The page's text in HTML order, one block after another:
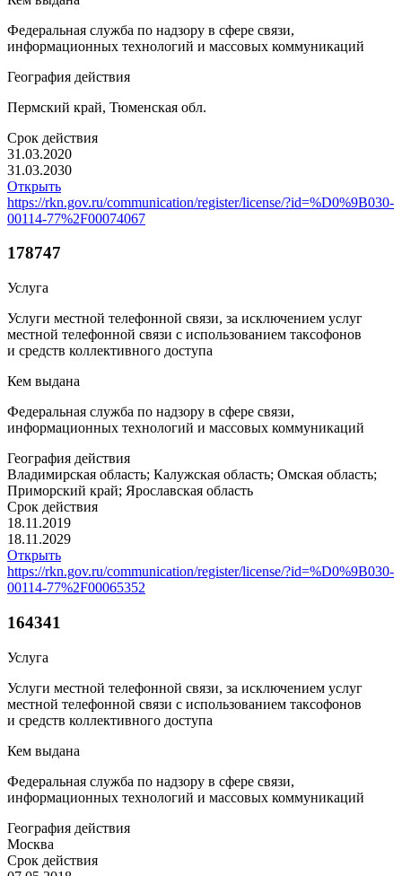
Федеральная служба по надзору в сфере связи,
информационных технологий и массовых коммуникаций
География действия
Пермский край, Тюменская обл.
Срок действия
31.03.2020
31.03.2030
Открыть
https://rkn.gov.ru/communication/register/license/?id=%D0%9B030-
00114-77%2F00074067
178747
Услуга
Услуги местной телефонной связи, за исключением услуг
местной телефонной связи с использованием таксофонов
и средств коллективного доступа
Кем выдана
Федеральная служба по надзору в сфере связи,
информационных технологий и массовых коммуникаций
География действия
Владимирская область; Калужская область; Омская область;
Приморский край; Ярославская область
Срок действия
18.11.2019
18.11.2029
Открыть
https://rkn.gov.ru/communication/register/license/?id=%D0%9B030-
00114-77%2F00065352
164341
Услуга
Услуги местной телефонной связи, за исключением услуг
местной телефонной связи с использованием таксофонов
и средств коллективного доступа
Кем выдана
Федеральная служба по надзору в сфере связи,
информационных технологий и массовых коммуникаций
География действия
Москва
Срок действия